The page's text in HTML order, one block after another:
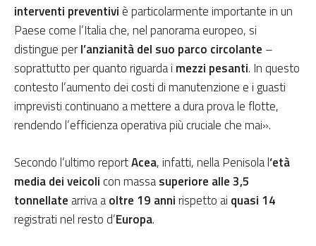
interventi preventivi è particolarmente importante in un
Paese come l’Italia che, nel panorama europeo, si
distingue perl’anzianità del suo parco circolante –
soprattutto per quanto riguarda i mezzi pesanti. In questo
contesto l’aumento dei costi di manutenzione e i guasti
imprevisti continuano a mettere a dura prova le flotte,
rendendo l’efficienza operativa più cruciale che mai».
Secondo l’ultimo reportAcea, infatti, nella Penisola l‘età
media dei veicoli con massasuperiore alle 3,5
tonnellate arriva aoltre 19 annirispetto ai quasi 14
registrati nel resto d’Europa.